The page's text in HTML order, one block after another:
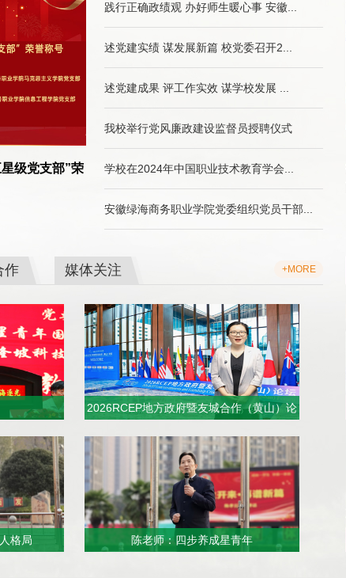
级党支部”荣
践行正确政绩观 办好师生暖心事 安徽...
述党建实绩 谋发展新篇 校党委召开2...
述党建成果 评工作实效 谋学校发展 ...
我校举行党风廉政建设监督员授聘仪式
学校在2024年中国职业技术教育学会...
安徽绿海商务职业学院党委组织党员干部...
作 媒体关注 +MORE
2026RCEP地方政府暨友城合作（黄山）论
格局 陈老师：四步养成星青年